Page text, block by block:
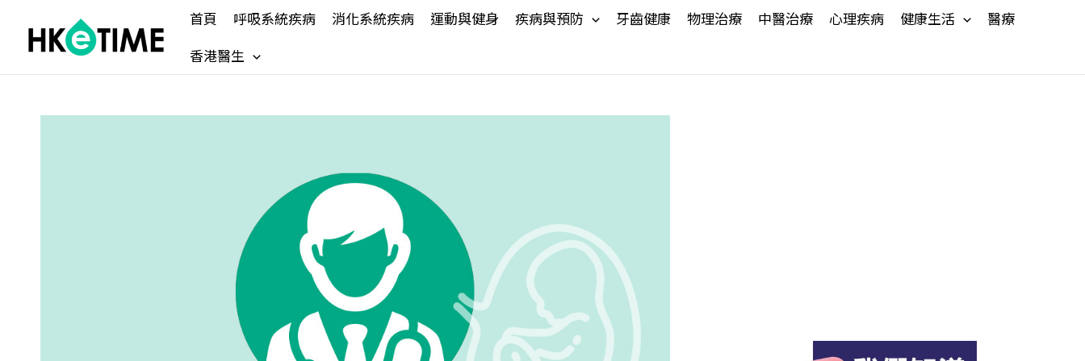
content
首頁 呼吸系統疾病 消化系統疾病 運動與健身 疾病與預防 牙齒健康 物理治療 中醫治療 心理疾病 健康生活
醫療
香港醫生